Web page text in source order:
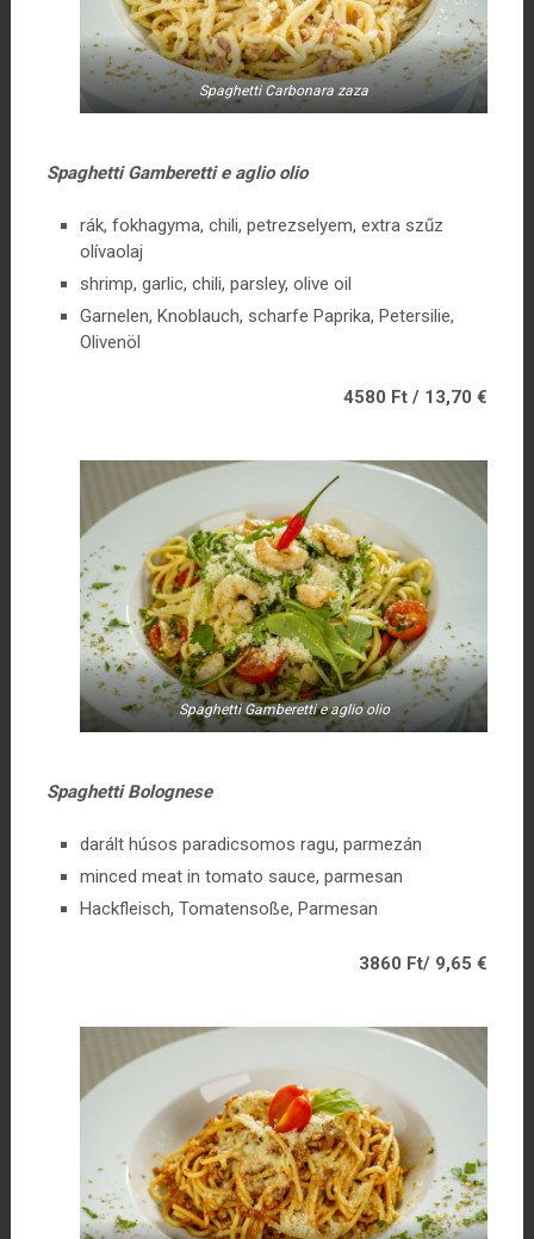
Spaghetti Carbonara zaza
Spaghetti Gamberetti e aglio olio
rák, fokhagyma, chili, petrezselyem, extra szűz
olívaolaj
shrimp, garlic, chili, parsley, olive oil
Garnelen, Knoblauch, scharfe Paprika, Petersilie,
Olivenöl
4580 Ft / 13,70 €
Spaghetti Gamberetti e aglio olio
Spaghetti Bolognese
darált húsos paradicsomos ragu, parmezán
minced meat in tomato sauce, parmesan
Hackfleisch, Tomatensoße, Parmesan
3860 Ft/ 9,65 €